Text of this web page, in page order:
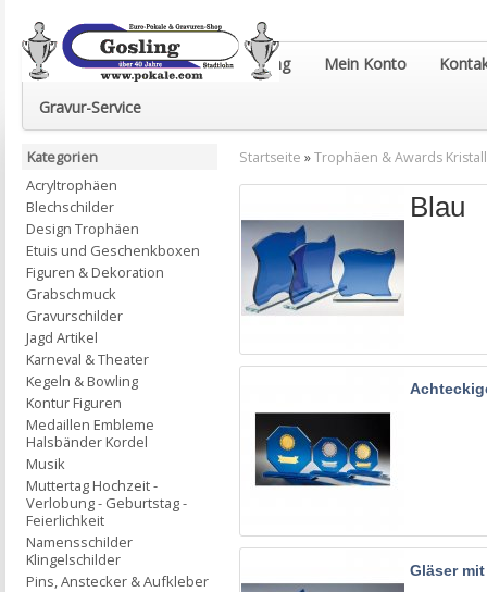
Euro-Pokale & Gravur-Shop Gosling Mein Konto
Gravur-Service
Startseite »Trophäen & Awards Kristall
Blau
Gläser
Kategorien
Acryltrophäen
Blechschilder
Design Trophäen
Etuis und Geschenkboxen
Figuren & Dekoration
Grabschmuck
Gravurschilder
Jagd Artikel
Karneval & Theater
Kegeln & Bowling
Kontur Figuren
Medaillen Embleme
Halsbänder Kordel
Musik
Muttertag Hochzeit -
Verlobung - Geburtstag -
Feierlichkeit
Namensschilder
Klingelschilder
Pins, Anstecker & Aufkleber